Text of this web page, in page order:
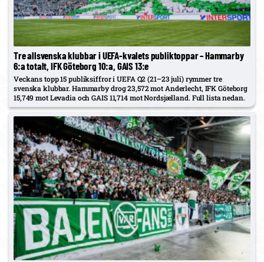
Tre allsvenska klubbar i UEFA-kvalets publiktoppar – Hammarby
6:a totalt, IFK Göteborg 10:a, GAIS 13:e
Veckans topp 15 publiksiffror i UEFA Q2 (21–23 juli) rymmer tre
svenska klubbar. Hammarby drog 23,572 mot Anderlecht, IFK Göteborg
15,749 mot Levadia och GAIS 11,714 mot Nordsjælland. Full lista nedan.